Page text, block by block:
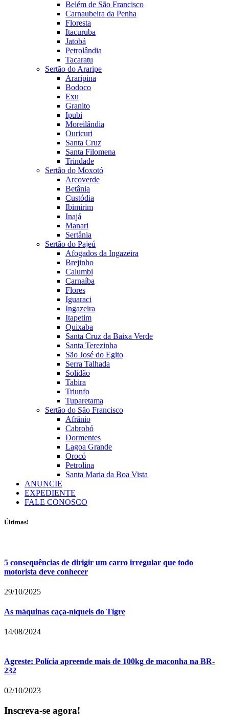
Belém de São Francisco
Carnaubeira da Penha
Floresta
Itacuruba
Jatobá
Petrolândia
Tacaratu
Sertão do Araripe
Araripina
Bodoco
Exu
Granito
Ipubi
Moreilândia
Ouricuri
Santa Cruz
Santa Filomena
Trindade
Sertão do Moxotó
Arcoverde
Betânia
Custódia
Ibimirim
Inajá
Manari
Sertânia
Sertão do Pajeú
Afogados da Ingazeira
Brejinho
Calumbi
Carnaíba
Flores
Iguaraci
Ingazeira
Itapetim
Quixaba
Santa Cruz da Baixa Verde
Santa Terezinha
São José do Egito
Serra Talhada
Solidão
Tabira
Triunfo
Tuparetama
Sertão do São Francisco
Afrânio
Cabrobó
Dormentes
Lagoa Grande
Orocó
Petrolina
Santa Maria da Boa Vista
ANUNCIE
EXPEDIENTE
FALE CONOSCO
Últimas!
5 consequências de dirigir um carro irregular que todo
motorista deve conhecer
29/10/2025
As máquinas caça-níqueis do Tigre
14/08/2024
Agreste: Polícia apreende mais de 100kg de maconha na BR-
232
02/10/2023
Inscreva-se agora!